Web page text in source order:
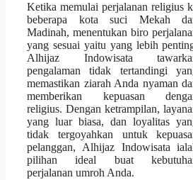
Ketika memulai perjalanan religius
beberapa kota suci Mekah
Madinah, menentukan biro
yang sesuai yaitu yang lebih
Alhijaz Indowisata
pengalaman tidak tertandingi
memastikan ziarah Anda nyaman
memberikan kepuasan
religius. Dengan ketrampilan,
yang luar biasa, dan loyalitas
tidak tergoyahkan untuk
pelanggan, Alhijaz Indowisata
pilihan ideal buat
perjalanan umroh Anda.